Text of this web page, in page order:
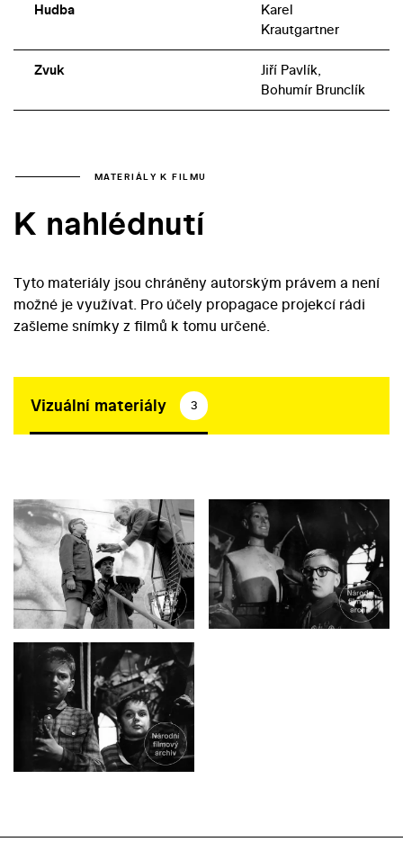
Hudba
Karel
Krautgartner
Zvuk
Jiří Pavlík,
Bohumír Brunclík
MATERIÁLY K FILMU
K nahlédnutí
Tyto materiály jsou chráněny autorským právem a není
možné je využívat. Pro účely propagace projekcí rádi
zašleme snímky z filmů k tomu určené.
Vizuální materiály 3